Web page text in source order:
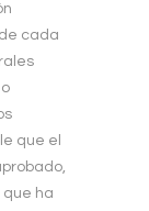
cada
que el
que ha